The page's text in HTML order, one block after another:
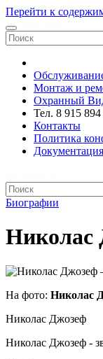
Перейти к
Монтаж и
Охранный
Тел. 8 915 894
Контакты
Политика
Документация
Биографии
Николас
На фото: Николас
Николас Джозеф
Николас Джозеф -